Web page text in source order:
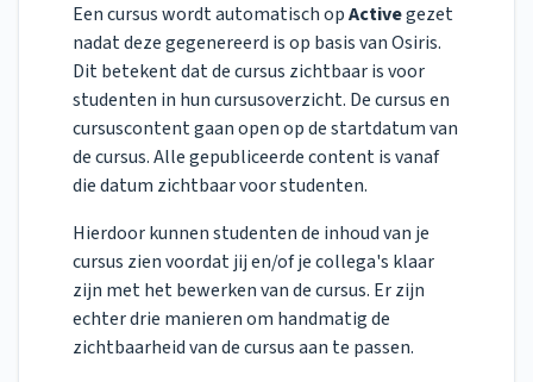
Een cursus wordt automatisch opActivegezet
nadat deze gegenereerd is op basis van Osiris.
Dit betekent dat de cursus zichtbaar is voor
studenten in hun cursusoverzicht. De cursus en
cursuscontent gaan open op de startdatum van
de cursus. Alle gepubliceerde content is vanaf
die datum zichtbaar voor studenten.
Hierdoor kunnen studenten de inhoud van je
cursus zien voordat jij en/of je collega's klaar
zijn met het bewerken van de cursus. Er zijn
echter drie manieren om handmatig de
zichtbaarheid van de cursus aan te passen.